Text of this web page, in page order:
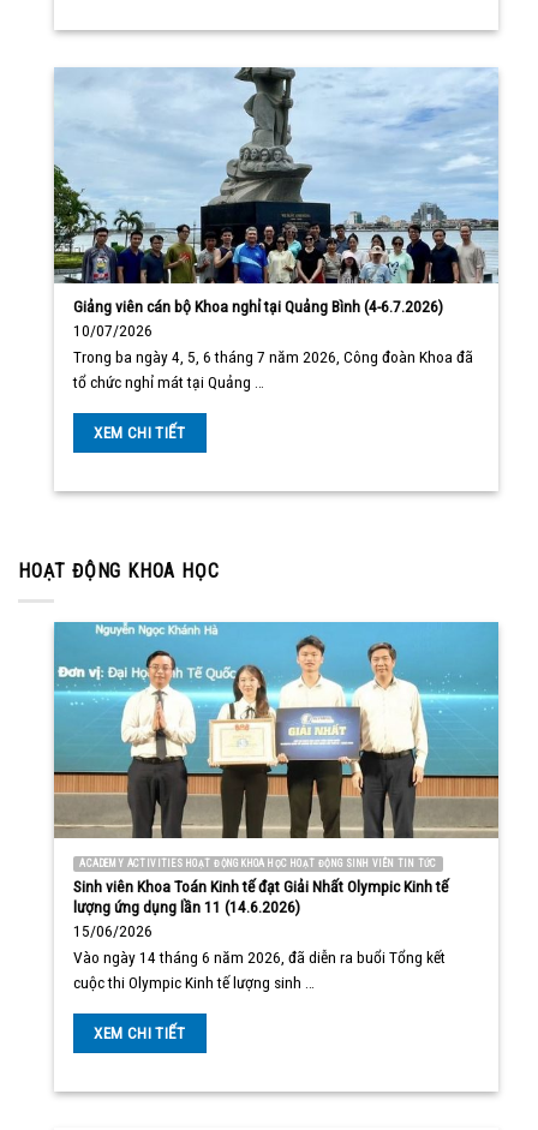
Giảng viên cán bộ Khoa nghỉ tại Quảng Bình (4-6.7.2026)
10/07/2026
Trong ba ngày 4, 5, 6 tháng 7 năm 2026, Công đoàn Khoa đã
tổ chức nghỉ mát tại Quảng …
XEM CHI TIẾT
HOẠT ĐỘNG KHOA HỌC
ACADEMY ACTIVITIES HOẠT ĐỘNG KHOA HỌC HOẠT ĐỘNG SINH VIÊN TIN TỨC
Sinh viên Khoa Toán Kinh tế đạt Giải Nhất Olympic Kinh tế
lượng ứng dụng lần 11 (14.6.2026)
15/06/2026
Vào ngày 14 tháng 6 năm 2026, đã diễn ra buổi Tổng kết
cuộc thi Olympic Kinh tế lượng sinh …
XEM CHI TIẾT